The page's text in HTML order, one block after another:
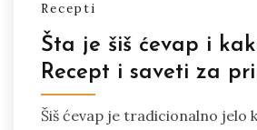
Recepti
Šta je šiš ćevap i
Recept i saveti za
Šiš ćevap je tradicionalno jelo